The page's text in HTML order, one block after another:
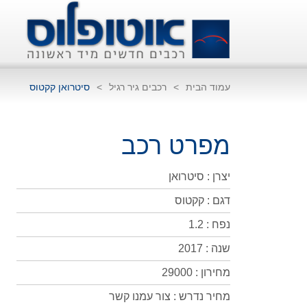
עמוד הבית > רכבים גיר רגיל > סיטרואן קקטוס
מפרט רכב
יצרן : סיטרואן
דגם : קקטוס
נפח : 1.2
שנה : 2017
מחירון : 29000
מחיר נדרש : צור עמנו קשר